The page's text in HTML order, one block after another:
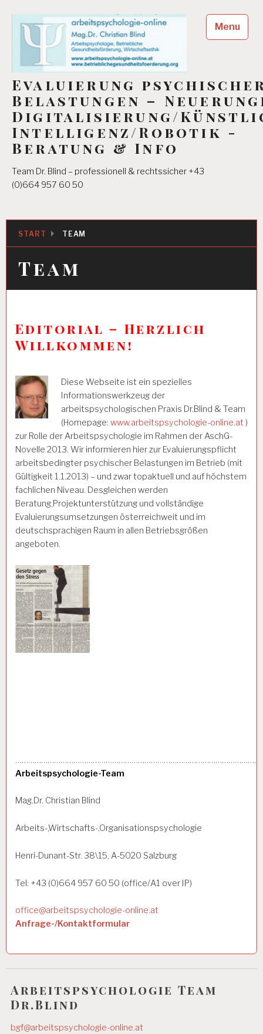
content
Evaluierung
Belastungen –
Digitalisierung/
Intelligenz/Robotik -
Beratung & Info
Team Dr. Blind – professionell & rechtssicher +43
(0)664 957 60 50
Menu
START TEAM
Team
Editorial – Herzlich
Willkommen!
Diese Webseite ist ein spezielles
Informationswerkzeug der
arbeitspsychologischen Praxis Dr.Blind & Team
(Homepage: www.arbeitspsychologie-online.at )
zur Rolle der Arbeitspsychologie im Rahmen der AschG-
Novelle 2013. Wir informieren hier zur Evaluierungspflicht
arbeitsbedingter psychischer Belastungen im Betrieb (mit
Gültigkeit 1.1.2013) – und zwar topaktuell und auf höchstem
fachlichen Niveau. Desgleichen werden
Beratung,Projektunterstützung und vollständige
Evaluierungsumsetzungen österreichweit und im
deutschsprachigen Raum in allen Betriebsgrößen
angeboten.
Arbeitspsychologie-Team
Mag.Dr. Christian Blind
Arbeits-,Wirtschafts-,Organisationspsychologie
Henri-Dunant-Str. 38\15, A-5020 Salzburg
Tel: +43 (0)664 957 60 50 (office/A1 over IP)
office@arbeitspsychologie-online.at
Anfrage-/Kontaktformular
Arbeitspsychologie Team
Dr.Blind
bgf@arbeitspsychologie-online.at